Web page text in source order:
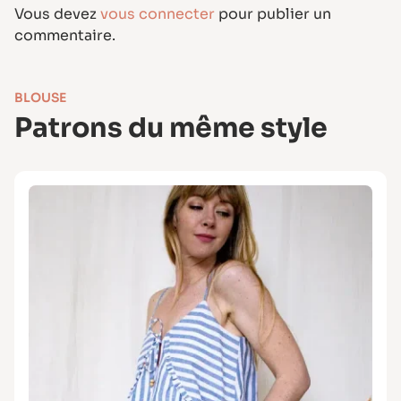
Des tissus fins à moyens avec de la tenue :
batiste, popeline de coton, chambray,
viscose, jean léger, etc.
Vous devezvous connecter pour publier un
commentaire.
BLOUSE
Patrons du même style